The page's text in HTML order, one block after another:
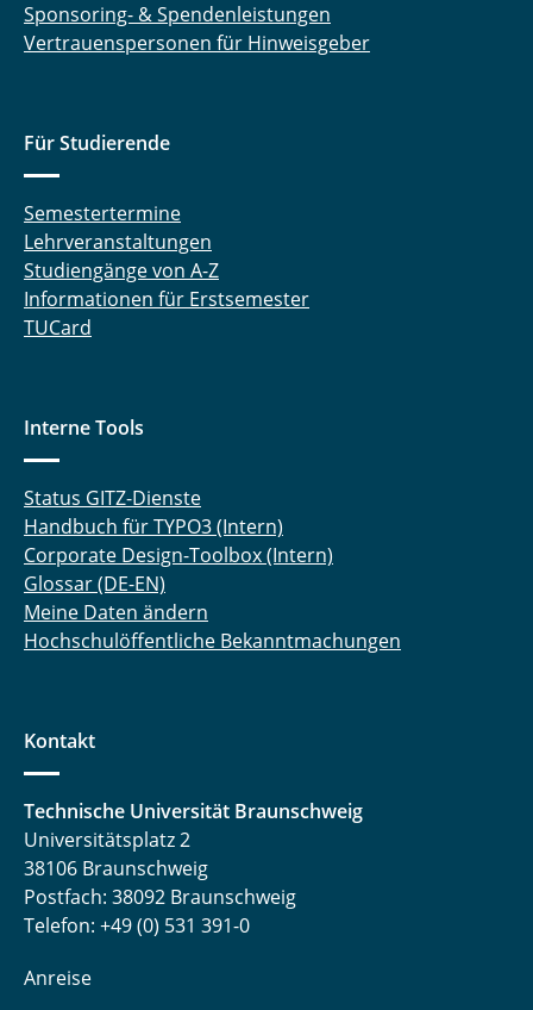
Sponsoring- & Spendenleistungen
Vertrauenspersonen für Hinweisgeber
Für Studierende
Semestertermine
Lehrveranstaltungen
Studiengänge von A-Z
Informationen für Erstsemester
TUCard
Interne Tools
Status GITZ-Dienste
Handbuch für TYPO3 (Intern)
Corporate Design-Toolbox (Intern)
Glossar (DE-EN)
Meine Daten ändern
Hochschulöffentliche Bekanntmachungen
Kontakt
Technische Universität Braunschweig
Universitätsplatz 2
38106 Braunschweig
Postfach: 38092 Braunschweig
Telefon: +49 (0) 531 391-0
Anreise